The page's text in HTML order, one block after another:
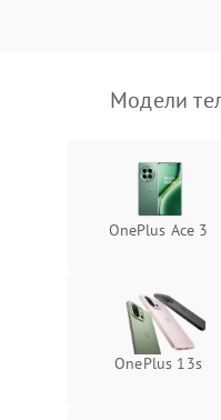
Модели
OnePlus Ace 3
OnePlus 13s